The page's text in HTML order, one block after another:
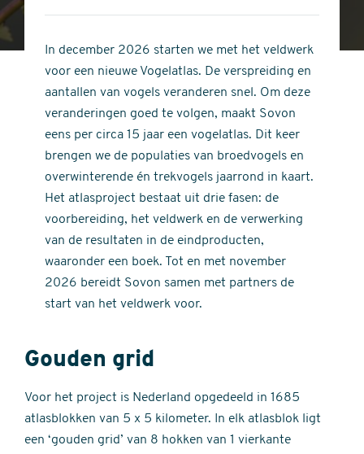
stars
of
stars
In december 2026 starten we met het veldwerk
voor een nieuwe Vogelatlas. De verspreiding en
aantallen van vogels veranderen snel. Om deze
veranderingen goed te volgen, maakt Sovon
eens per circa 15 jaar een vogelatlas. Dit keer
brengen we de populaties van broedvogels en
overwinterende én trekvogels jaarrond in kaart.
Het atlasproject bestaat uit drie fasen: de
voorbereiding, het veldwerk en de verwerking
van de resultaten in de eindproducten,
waaronder een boek. Tot en met november
2026 bereidt Sovon samen met partners de
start van het veldwerk voor.
Gouden grid
Voor het project is Nederland opgedeeld in 1685
atlasblokken van 5 x 5 kilometer. In elk atlasblok ligt
een ‘gouden grid’ van 8 hokken van 1 vierkante